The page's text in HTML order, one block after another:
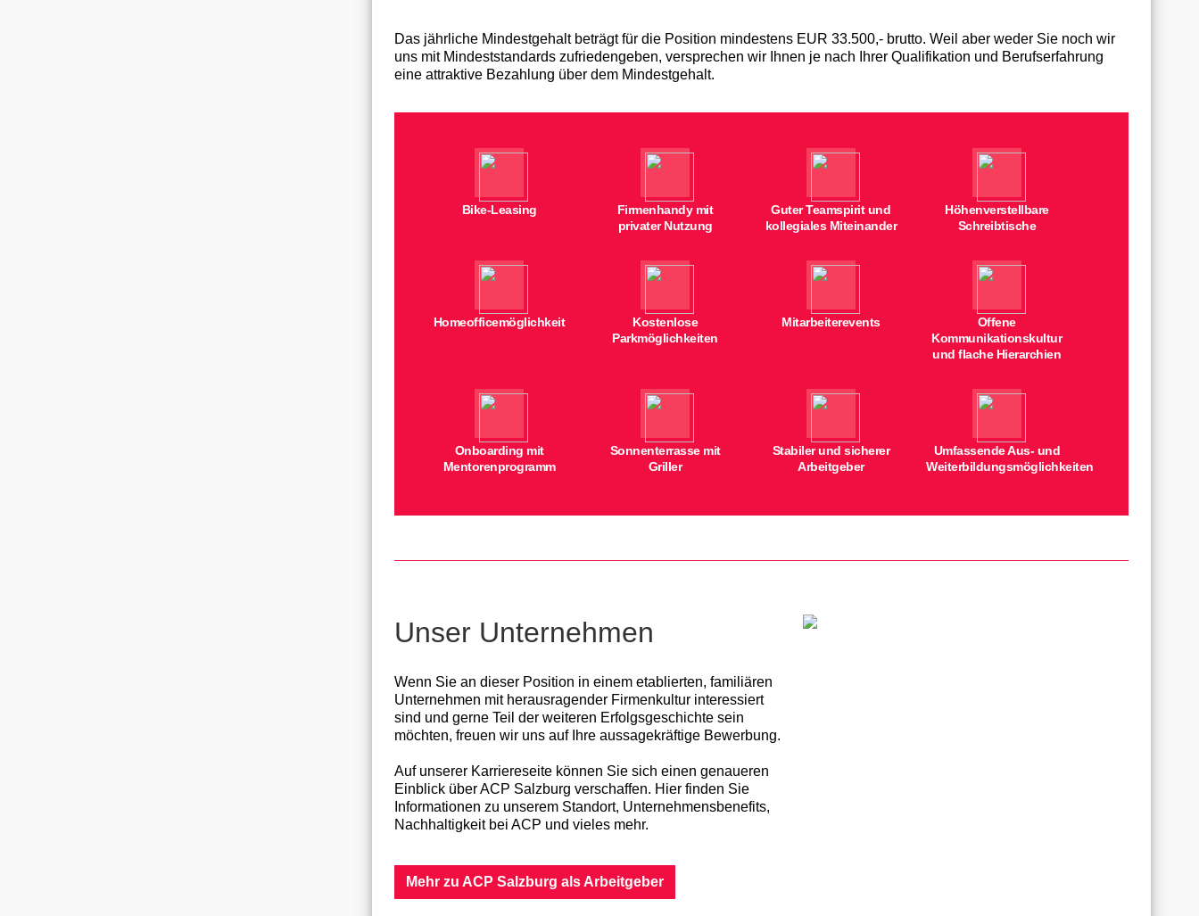
Das jährliche Mindestgehalt beträgt für die Position mindestens EUR 33.500,- brutto. Weil aber weder Sie noch wir
uns mit Mindeststandards zufriedengeben, versprechen wir Ihnen je nach Ihrer Qualifikation und Berufserfahrung
eine attraktive Bezahlung über dem Mindestgehalt.
Bike-Leasing
Firmenhandy mit
privater Nutzung
Guter Teamspirit und
kollegiales Miteinander
Höhenverstellbare
Schreibtische
Homeofficemöglichkeit
Kostenlose
Parkmöglichkeiten
Mitarbeiterevents
Offene
Kommunikationskultur
und flache Hierarchien
Onboarding mit
Mentorenprogramm
Sonnenterrasse mit
Griller
Stabiler und sicherer
Arbeitgeber
Umfassende Aus- und
Weiterbildungsmöglichkeiten
Unser Unternehmen
Wenn Sie an dieser Position in einem etablierten, familiären
Unternehmen mit herausragender Firmenkultur interessiert
sind und gerne Teil der weiteren Erfolgsgeschichte sein
möchten, freuen wir uns auf Ihre aussagekräftige Bewerbung.
Auf unserer Karriereseite können Sie sich einen genaueren
Einblick über ACP Salzburg verschaffen. Hier finden Sie
Informationen zu unserem Standort, Unternehmensbenefits,
Nachhaltigkeit bei ACP und vieles mehr.
Mehr zu ACP Salzburg als Arbeitgeber